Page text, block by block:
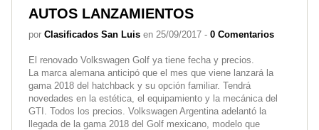
AUTOS LANZAMIENTOS
por Clasificados San Luis en 25/09/2017 - 0 Comentarios
El renovado Volkswagen Golf ya tiene fecha y precios.
La marca alemana anticipó que el mes que viene lanzará la
gama 2018 del hatchback y su opción familiar. Tendrá
novedades en la estética, el equipamiento y la mecánica del
GTI. Todos los precios. Volkswagen Argentina adelantó la
llegada de la gama 2018 del Golf mexicano, modelo que